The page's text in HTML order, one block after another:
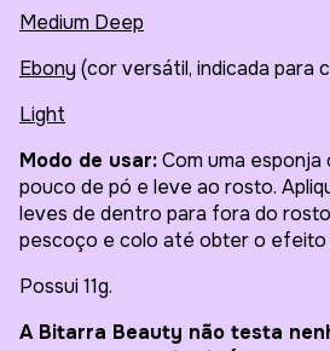
Medium Deep
Ebony (cor versátil, indicada para
Light
Modo de usar:Com uma esponja
pouco de pó e leve ao rosto.
leves de dentro para fora do
pescoço e colo até obter o efeito
Possui 11g.
A Bitarra Beauty não testa